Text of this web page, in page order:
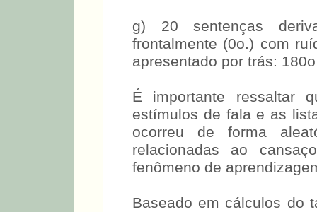
g) 20 sentenças
frontalmente (0o.) com
apresentado por trás:
É importante ressaltar
estímulos de fala e as
ocorreu de forma
relacionadas ao
fenômeno de
Baseado em cálculos do